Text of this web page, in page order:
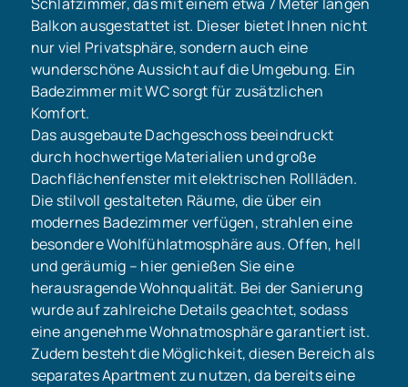
Balkon ausgestattet ist. Dieser bietet Ihnen nicht
nur viel Privatsphäre, sondern auch eine
wunderschöne Aussicht auf die Umgebung. Ein
Badezimmer mit WC sorgt für zusätzlichen
Komfort.
Das ausgebaute Dachgeschoss beeindruckt
durch hochwertige Materialien und große
Dachflächenfenster mit elektrischen Rollläden.
Die stilvoll gestalteten Räume, die über ein
modernes Badezimmer verfügen, strahlen eine
besondere Wohlfühlatmosphäre aus. Offen, hell
und geräumig – hier genießen Sie eine
herausragende Wohnqualität. Bei der Sanierung
wurde auf zahlreiche Details geachtet, sodass
eine angenehme Wohnatmosphäre garantiert ist.
Zudem besteht die Möglichkeit, diesen Bereich als
separates Apartment zu nutzen, da bereits eine